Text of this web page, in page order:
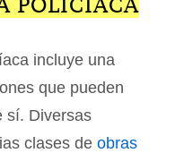
incluye una
que pueden
sí. Diversas
clases de obras